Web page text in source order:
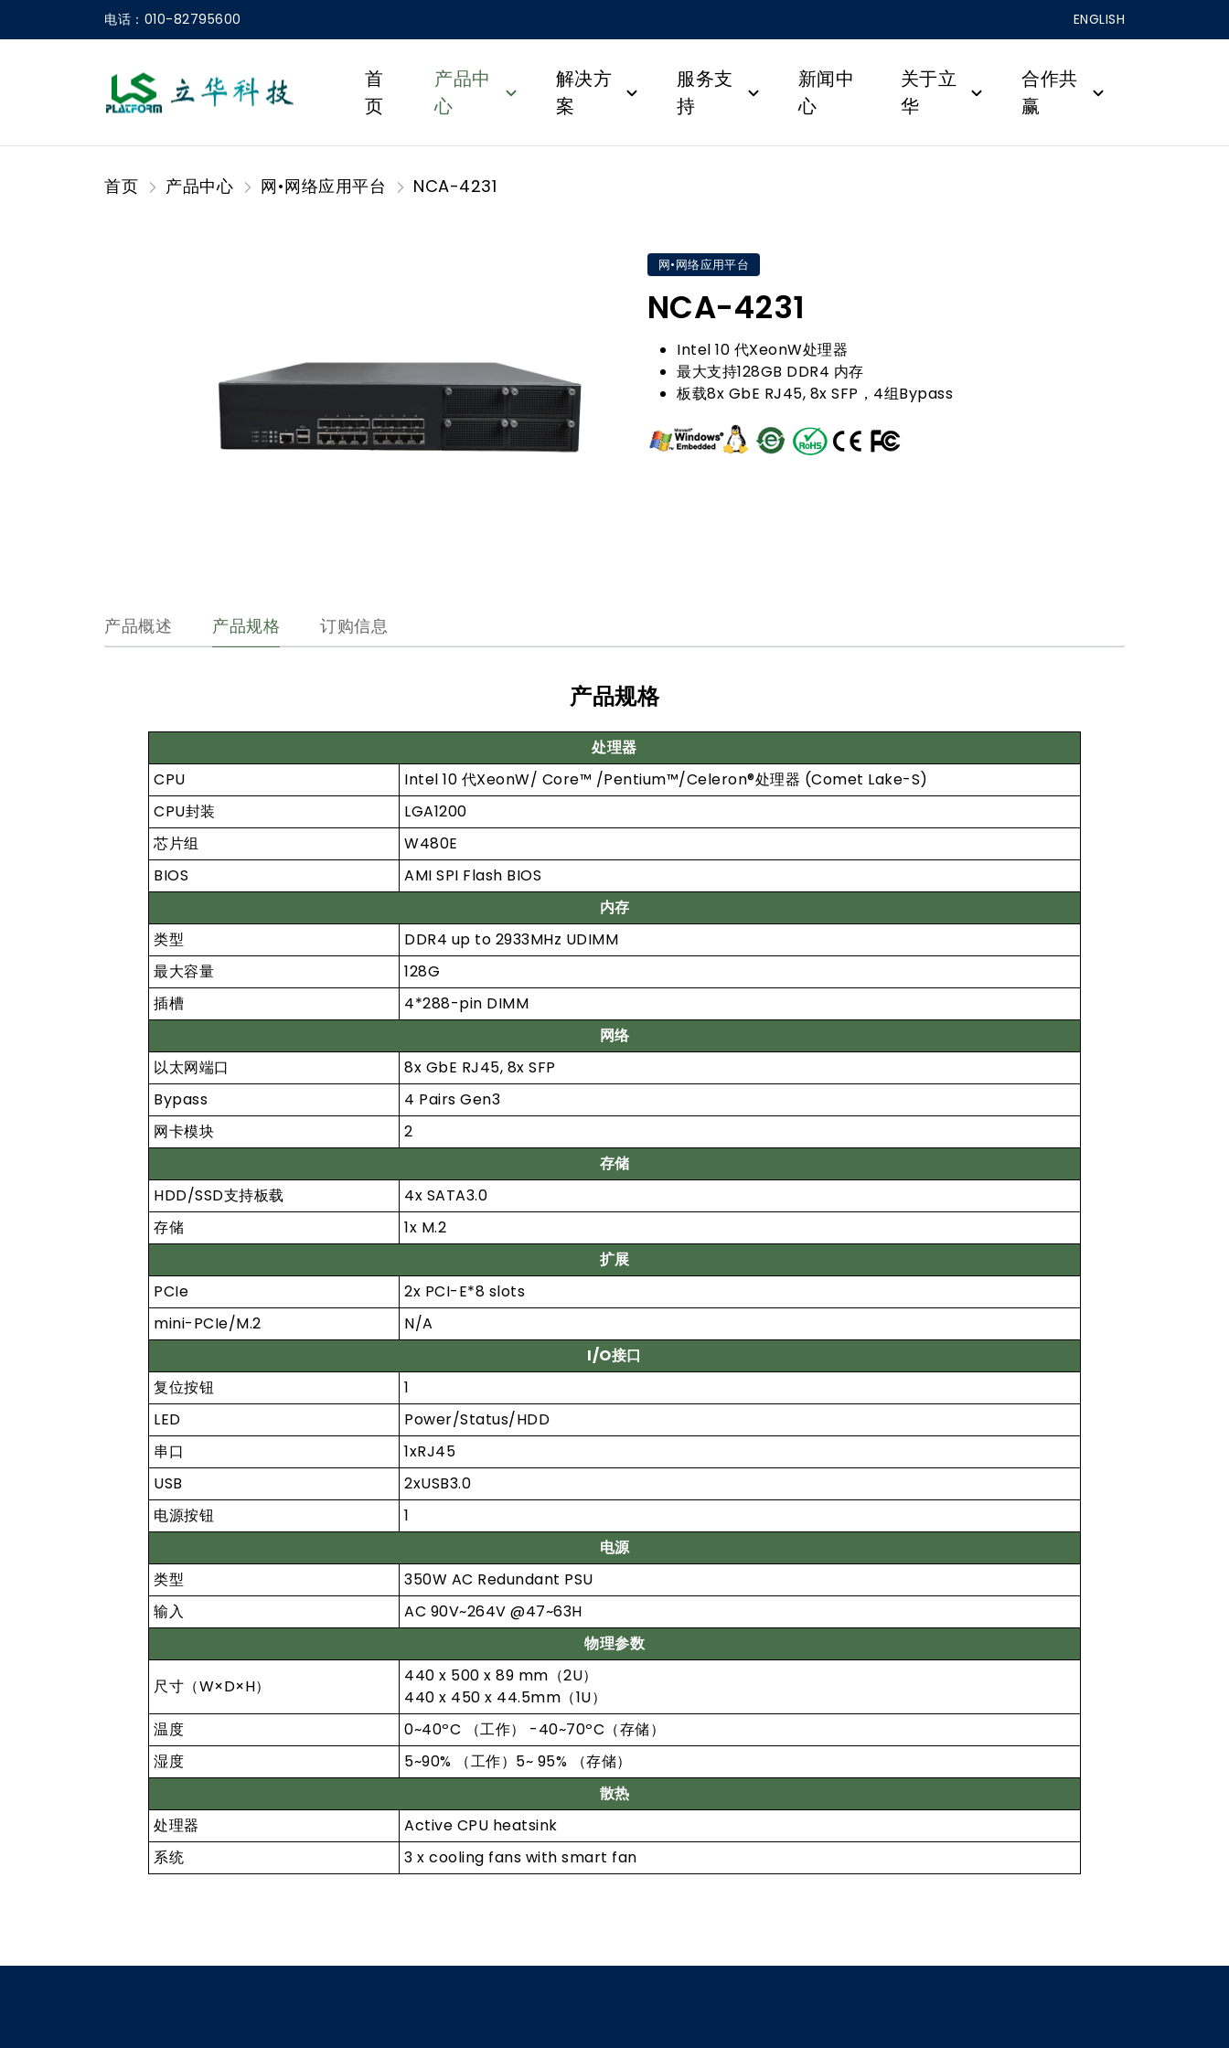
电话：010-82795600 ENGLISH
首
页
产品中
心
解决方
案
服务支
持
新闻中
心
关于立
华
合作共
赢
首页 产品中心 网•网络应用平台 NCA-4231
网•网络应用平台
NCA-4231
Intel 10 代XeonW处理器
最大支持128GB DDR4 内存
板载8x GbE RJ45, 8x SFP，4组Bypass
产品概述 产品规格 订购信息
产品规格
处理器
CPU
Intel 10 代XeonW/ Core™ /Pentium™/Celeron®处理器 (Comet Lake-S)
CPU封装
LGA1200
芯片组
W480E
BIOS
AMI SPI Flash BIOS
内存
类型
DDR4 up to 2933MHz UDIMM
最大容量
128G
插槽
4*288-pin DIMM
网络
以太网端口
8x GbE RJ45, 8x SFP
Bypass
4 Pairs Gen3
网卡模块
2
存储
HDD/SSD支持板载
4x SATA3.0
存储
1x M.2
扩展
PCIe
2x PCI-E*8 slots
mini-PCIe/M.2
N/A
I/O接口
复位按钮
1
LED
Power/Status/HDD
串口
1xRJ45
USB
2xUSB3.0
电源按钮
1
电源
类型
350W AC Redundant PSU
输入
AC 90V~264V @47~63H
物理参数
尺寸（W×D×H）
440 x 500 x 89 mm（2U）
440 x 450 x 44.5mm（1U）
温度
0~40ºC （工作） -40~70ºC（存储）
湿度
5~90% （工作）5~ 95% （存储）
散热
处理器
Active CPU heatsink
系统
3 x cooling fans with smart fan